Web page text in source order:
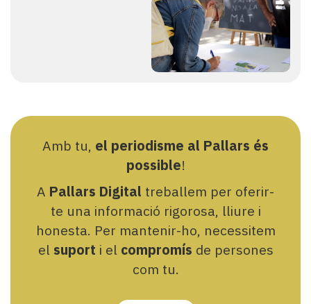
Amb tu, el periodisme al Pallars és
possible!
A Pallars Digital treballem per oferir-
te una informació rigorosa, lliure i
honesta. Per mantenir-ho, necessitem
el suport i el compromís de persones
com tu.